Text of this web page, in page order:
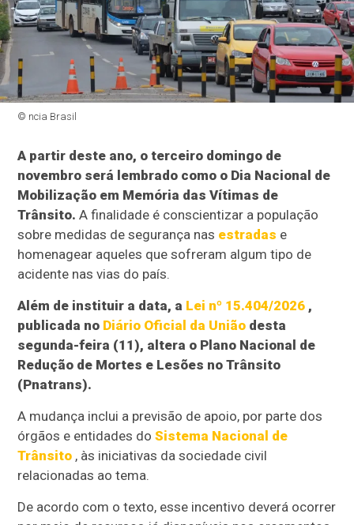
© ncia Brasil
A partir deste ano, o terceiro domingo de
novembro será lembrado como o Dia Nacional de
Mobilização em Memória das Vítimas de
Trânsito. A finalidade é conscientizar a população
sobre medidas de segurança nas estradas e
homenagear aqueles que sofreram algum tipo de
acidente nas vias do país.
Além de instituir a data, a Lei nº 15.404/2026 ,
publicada no Diário Oficial da União desta
segunda-feira (11), altera o Plano Nacional de
Redução de Mortes e Lesões no Trânsito
(Pnatrans).
A mudança inclui a previsão de apoio, por parte dos
órgãos e entidades doSistema Nacional de
Trânsito , às iniciativas da sociedade civil
relacionadas ao tema.
De acordo com o texto, esse incentivo deverá ocorrer